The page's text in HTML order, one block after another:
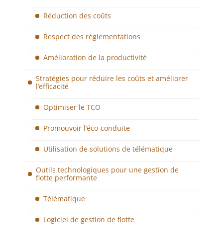
Réduction des coûts
Respect des réglementations
Amélioration de la productivité
Stratégies pour réduire les coûts et améliorer
l’efficacité
Optimiser le TCO
Promouvoir l’éco-conduite
Utilisation de solutions de télématique
Outils technologiques pour une gestion de
flotte performante
Télématique
Logiciel de gestion de flotte